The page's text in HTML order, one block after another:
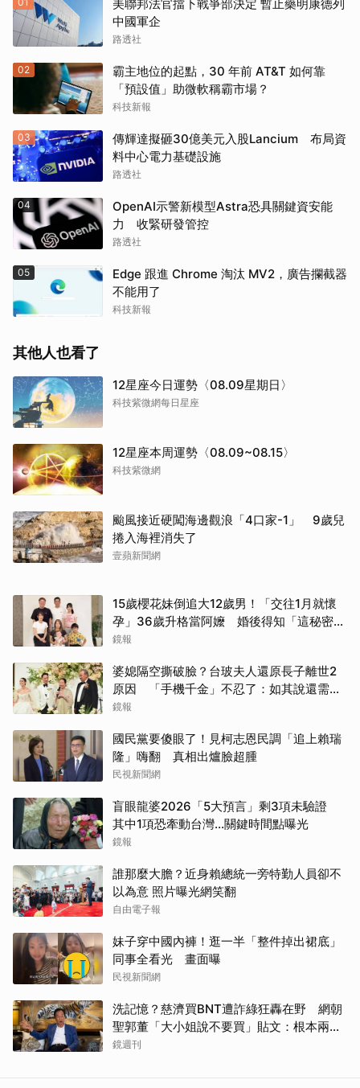
美聯邦法官擋下戰爭部決定 暫止藥明康德列
中國軍企
路透社
02
霸主地位的起點，30 年前 AT&T 如何靠
「預設值」助微軟稱霸市場？
科技新報
03
傳輝達擬砸30億美元入股Lancium 布局資
料中心電力基礎設施
路透社
04
OpenAI示警新模型Astra恐具關鍵資安能
力 收緊研發管控
路透社
05
Edge 跟進 Chrome 淘汰 MV2，廣告攔截器
不能用了
科技新報
其他人也看了
12星座今日運勢〈08.09星期日〉
科技紫微網每日星座
12星座本周運勢〈08.09~08.15〉
科技紫微網
颱風接近硬闖海邊觀浪「4口家-1」 9歲兒
捲入海裡消失了
壹蘋新聞網
15歲櫻花妹倒追大12歲男！「交往1月就懷
孕」36歲升格當阿嬤 婚後得知「這秘密」
傻眼了
鏡報
婆媳隔空撕破臉？台玻夫人還原長子離世2
原因 「手機千金」不忍了：如其說還需要
離開嗎？
鏡報
國民黨要傻眼了！見柯志恩民調「追上賴瑞
隆」嗨翻 真相出爐臉超腫
民視新聞網
盲眼龍婆2026「5大預言」剩3項未驗證
其中1項恐牽動台灣...關鍵時間點曝光
鏡報
誰那麼大膽？近身賴總統一旁特勤人員卻不
以為意 照片曝光網笑翻
自由電子報
妹子穿中國內褲！逛一半「整件掉出裙底」
同事全看光 畫面曝
民視新聞網
洗記憶？慈濟買BNT遭詐綠狂轟在野 網朝
聖郭董「大小姐說不要買」貼文：根本兩碼
事
鏡週刊
取消